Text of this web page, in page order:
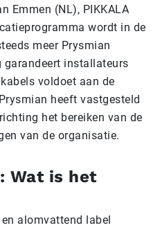
Emmen (NL), PIKKALA
wordt in de
meer Prysmian
garandeert installateurs
voldoet aan de
heeft vastgesteld
het bereiken van de
van de organisatie.
Wat is het
alomvattend label